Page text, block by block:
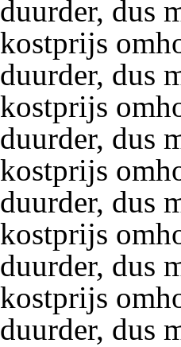
duurder, dus
kostprijs
duurder, dus
kostprijs
duurder, dus
kostprijs
duurder, dus
kostprijs
duurder, dus
kostprijs
duurder, dus